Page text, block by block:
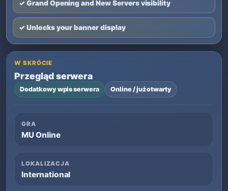
✓ Grand Opening and New Servers visibility
✓ Unlocks your banner display
W SKRÓCIE
Przegląd serwera
Dodatkowy wpis serwera Online / już otwarty
GRA
MU Online
LOKALIZACJA
International